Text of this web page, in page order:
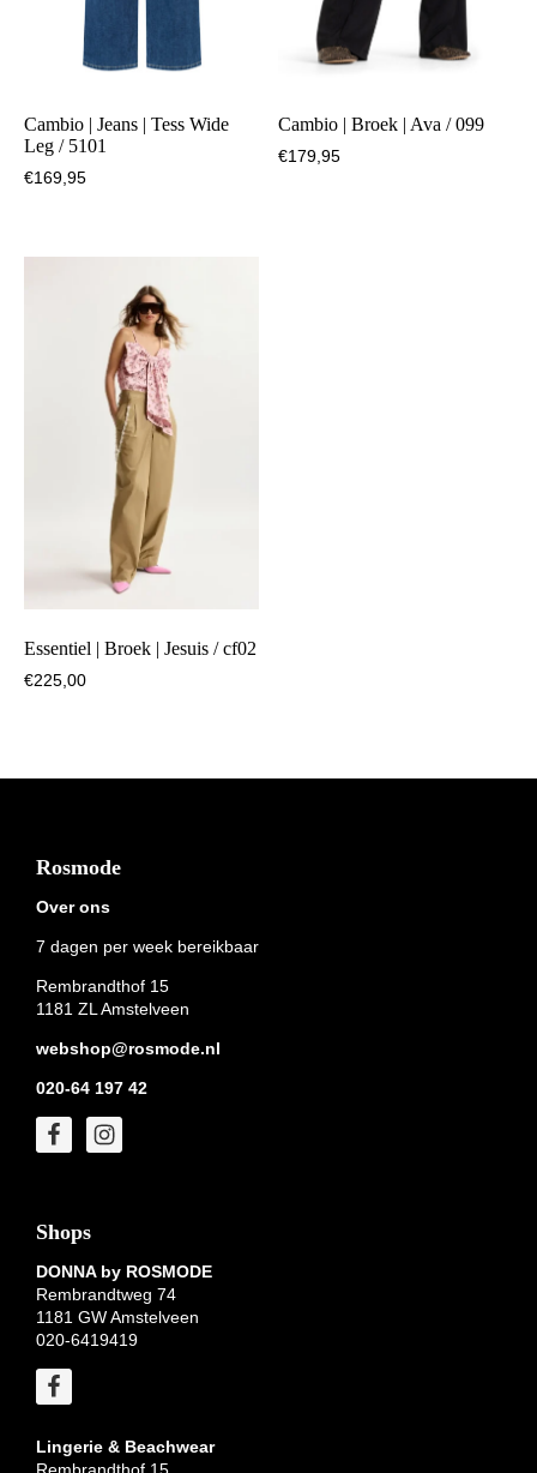
Cambio | Jeans | Tess Wide
Leg / 5101
€169,95
Cambio | Broek | Ava / 099
€179,95
Essentiel | Broek | Jesuis / cf02
€225,00
Footer
Rosmode
Over ons
7 dagen per week bereikbaar
Rembrandthof 15
1181 ZL Amstelveen
webshop@rosmode.nl
020-64 197 42
Shops
DONNA by ROSMODE
Rembrandtweg 74
1181 GW Amstelveen
020-6419419
Lingerie & Beachwear
Rembrandthof 15